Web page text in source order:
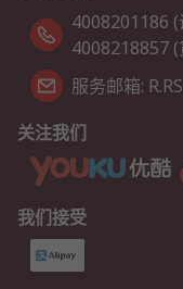
4008201186
4008218857
服务邮箱:
关注我们
我们接受